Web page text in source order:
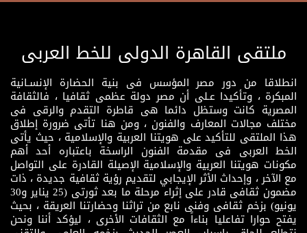
ملتقى القاهرة الدولى للخط العربى
انطلاقا من دور مصر المؤسس فى بنية الحضارة الإنسـانية
المبكرة ، وتأكيدا عـلى أن مصر دولة عظمى ثقافيا ، فالثقافة
المصرية كانت وستظل دائما هى قاطرة التقدم والرقى فى
مختلف مجالات المعارف والفنون ، ومن هنا تأتى ضرورة إطلاق
هذا الملتقى للتأكيد على هويتنا العربية والإسلامية ، حيث يأتى
الخط العربى فى مقدمة الفنون الراسخة باعتباره أحد أهم
مكونات هويتنا العربية والإسلامية الإصيلة القادرة على التواصل
مع الآخر ، وإحداث الأثر الإيجابي لتقديم رؤية ثقافية جديدة ، ذات
مضمون ثقافى قادر على إثراء مرحلة ما بعد ثورتى (25 يناير و30
يونيو) بزخم ثقافى وفنى نابع من تراثنا وحضارتنا العريقة ، بحيث
يفتح حوارا تفاعليا بناءاً مع الثقافات الأخرى ، ليؤكد أننا ونحن